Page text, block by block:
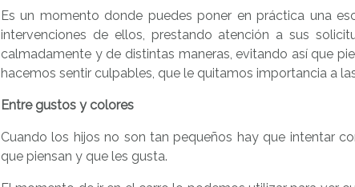
Es un momento donde puedes poner en práctica una
intervenciones de ellos, prestando atención a sus
calmadamente y de distintas maneras, evitando así que
hacemos sentir culpables, que le quitamos importancia a
Entre gustos y colores
Cuando los hijos no son tan pequeños hay que intentar
que piensan y que les gusta.